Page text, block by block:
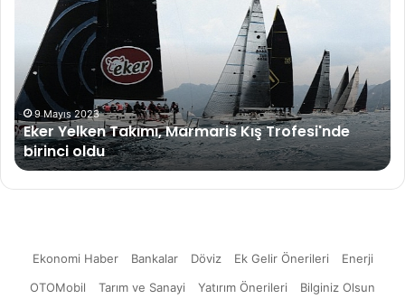
Takımı,
Marmaris
Trofesi'nde
birinci
oldu9 Mayıs 2023
Eker Yelken Takımı, Marmaris Kış Trofesi'nde
birinci oldu
Ekonomi Haber Bankalar Döviz Ek Gelir Önerileri
Enerji
OTOMobil
Tarım ve Sanayi Yatırım Önerileri Bilginiz Olsun